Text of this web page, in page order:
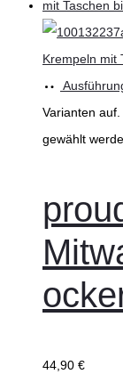
Varianten
gewählt
44,90 €